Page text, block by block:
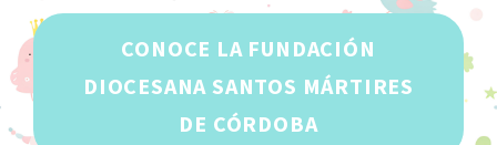
CONOCE LA FUNDACIÓN
DIOCESANA SANTOS MÁRTIRES
DE CÓRDOBA